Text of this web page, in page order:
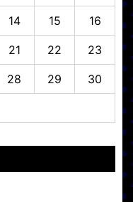
14 15 16
21 22 23
28 29 30